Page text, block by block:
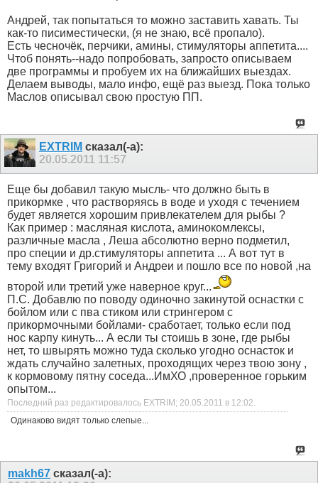
Андрей, так попытаться то можно заставить хавать. Ты
как-то писиместически, (я не знаю, всё пропало).
Есть чесночёк, перчики, амины, стимуляторы аппетита....
Чтоб понять--надо попробовать, запросто описываем
две программы и пробуем их на ближайших выездах.
Делаем выводы, мало инфо, ещё раз выезд. Пока только
Маслов описывал свою простую ПП.
EXTRIM сказал(-а):
20.05.2011 11:57
Еще бы добавил такую мысль- что должно быть в
прикормке , что растворяясь в воде и уходя с течением
будет является хорошим привлекателем для рыбы ?
Как пример : масляная кислота, аминокомлексы,
различные масла , Леша абсолютно верно подметил,
про специи и др.стимуляторы аппетита ... А вот тут в
тему входят Григорий и Андреи и пошло все по новой ,на
второй или третий уже наверное круг...
П.С. Добавлю по поводу одиночно закинутой оснастки с
бойлом или с пва стиком или стрингером с
прикормочными бойлами- сработает, только если под
нос карпу кинуть... А если ты стоишь в зоне, где рыбы
нет, то швырять можно туда сколько угодно оснасток и
ждать случайно залетных, проходящих через твою зону ,
к кормовому пятну соседа...ИмХО ,проверенное горьким
опытом...
Последний раз редактировалось EXTRIM; 20.05.2011 в 12:02.
Одинаково видят только слепые...
makh67 сказал(-а):